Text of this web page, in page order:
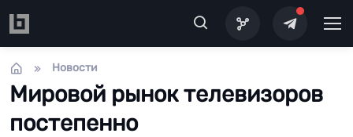
Новости
Мировой рынок телевизоров
постепенно